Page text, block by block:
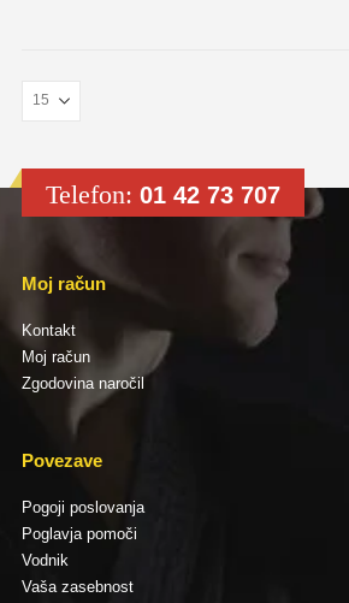
Telefon: 01 42 73 707
Moj račun
Kontakt
Moj račun
Zgodovina naročil
Povezave
Pogoji poslovanja
Poglavja pomoči
Vodnik
Vaša zasebnost